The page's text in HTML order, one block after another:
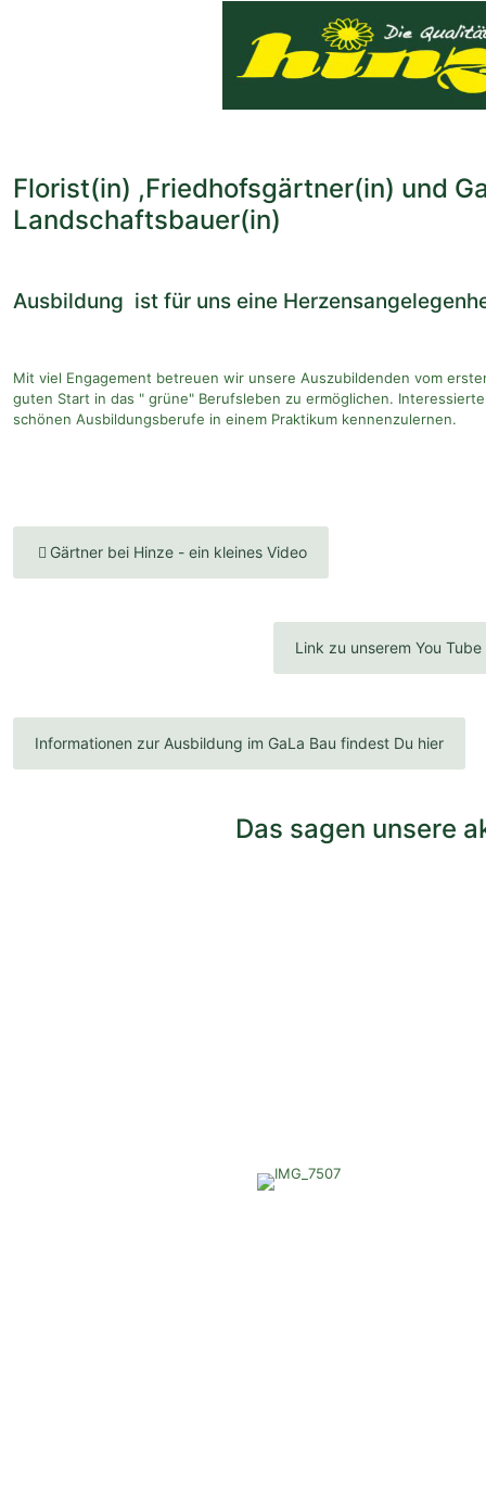
Florist(in) ,Friedhofsgärtner(in) und
Landschaftsbauer(in)
Ausbildung ist für uns eine
Mit viel Engagement betreuen wir unsere Auszubildenden vom
guten Start in das " grüne" Berufsleben zu ermöglichen.
schönen Ausbildungsberufe in einem Praktikum kennenzulernen.
Gärtner bei Hinze - ein kleines Video
Link zu unserem You
Informationen zur Ausbildung im GaLa Bau findest Du hier
Das sagen unsere